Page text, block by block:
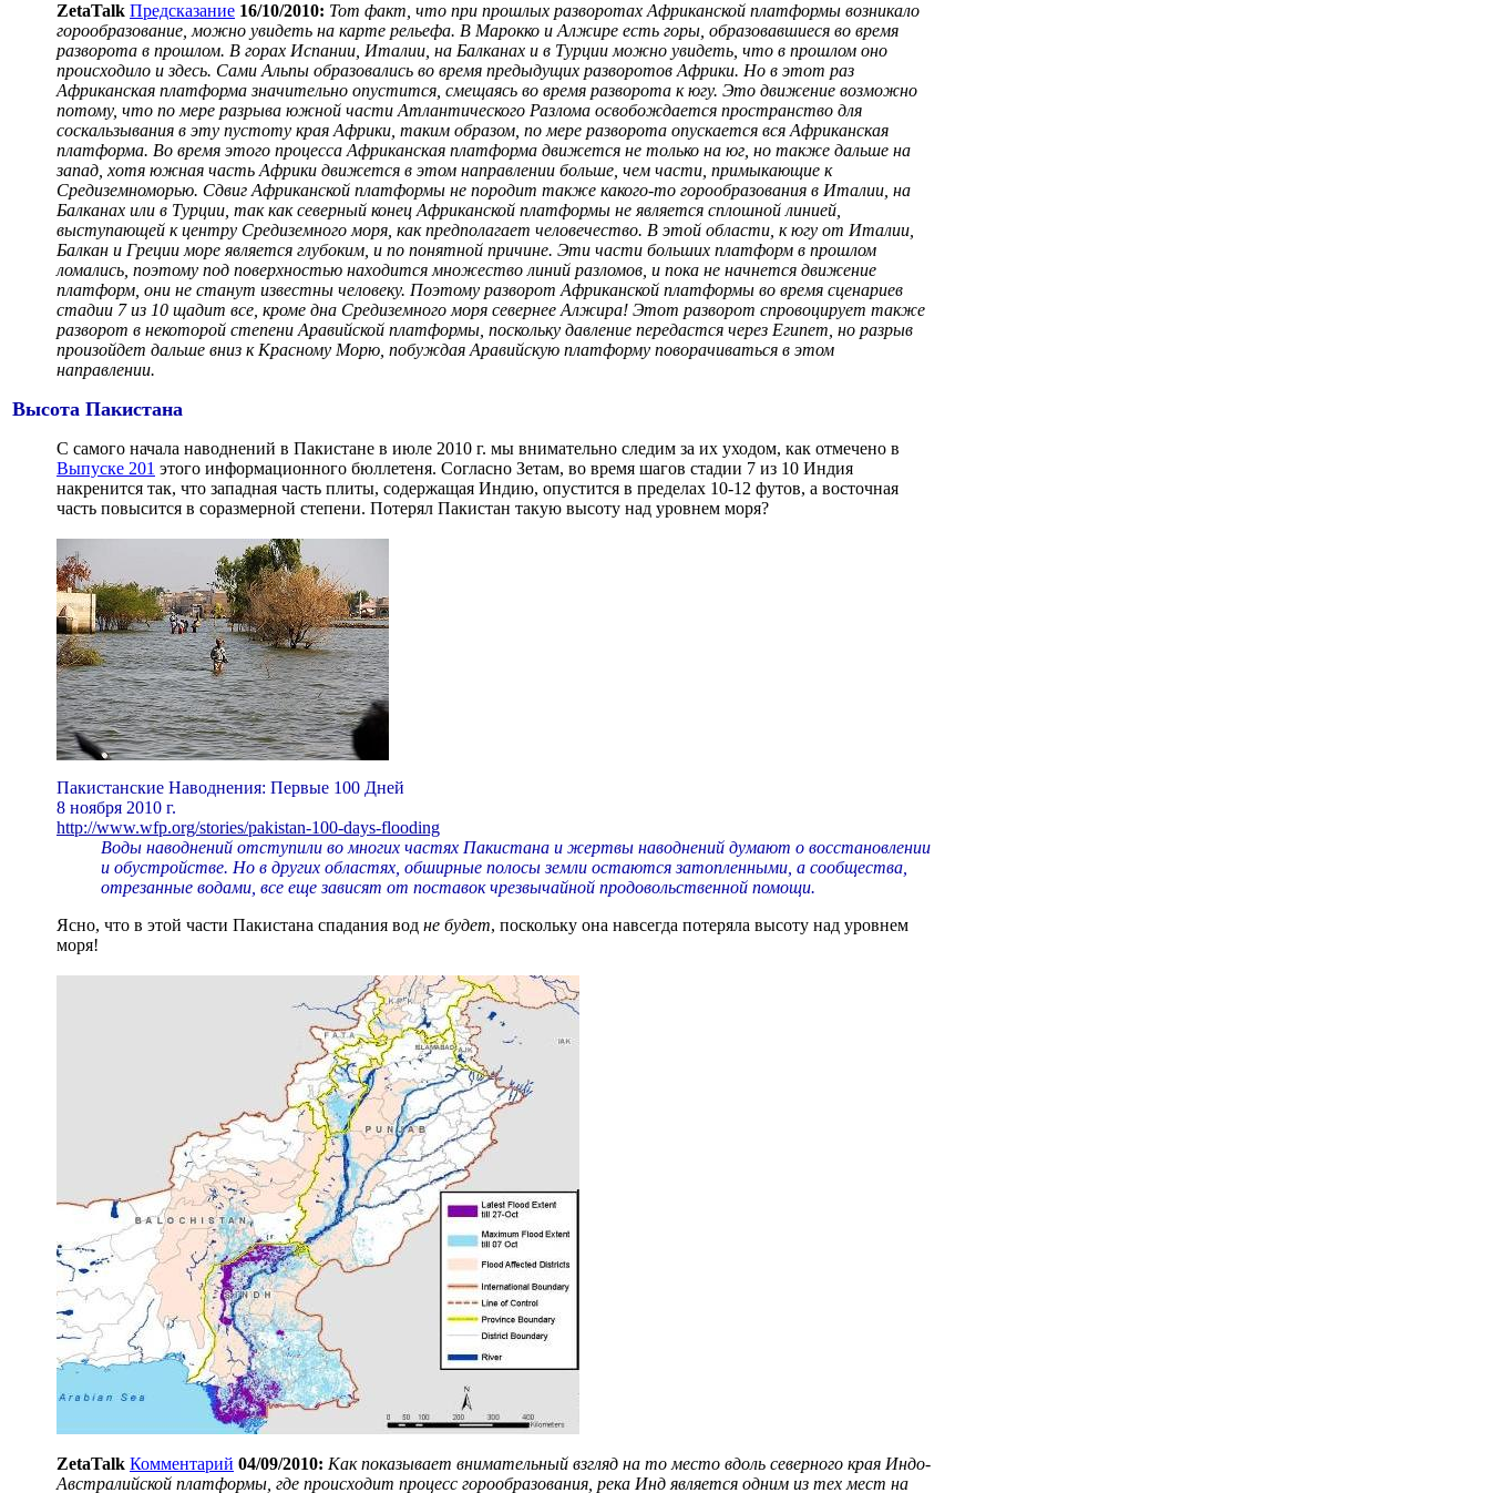
ZetaTalk Предсказание 16/10/2010: Тот факт, что при прошлых разворотах Африканской платформы возникало
горообразование, можно увидеть на карте рельефа. В Марокко и Алжире есть горы, образовавшиеся во время
разворота в прошлом. В горах Испании, Италии, на Балканах и в Турции можно увидеть, что в прошлом оно
происходило и здесь. Сами Альпы образовались во время предыдущих разворотов Африки. Но в этот раз
Африканская платформа значительно опустится, смещаясь во время разворота к югу. Это движение возможно
потому, что по мере разрыва южной части Атлантического Разлома освобождается пространство для
соскальзывания в эту пустоту края Африки, таким образом, по мере разворота опускается вся Африканская
платформа. Во время этого процесса Африканская платформа движется не только на юг, но также дальше на
запад, хотя южная часть Африки движется в этом направлении больше, чем части, примыкающие к
Средиземноморью. Сдвиг Африканской платформы не породит также какого-то горообразования в Италии, на
Балканах или в Турции, так как северный конец Африканской платформы не является сплошной линией,
выступающей к центру Средиземного моря, как предполагает человечество. В этой области, к югу от Италии,
Балкан и Греции море является глубоким, и по понятной причине. Эти части больших платформ в прошлом
ломались, поэтому под поверхностью находится множество линий разломов, и пока не начнется движение
платформ, они не станут известны человеку. Поэтому разворот Африканской платформы во время сценариев
стадии 7 из 10 щадит все, кроме дна Средиземного моря севернее Алжира! Этот разворот спровоцирует также
разворот в некоторой степени Аравийской платформы, поскольку давление передастся через Египет, но разрыв
произойдет дальше вниз к Красному Морю, побуждая Аравийскую платформу поворачиваться в этом
направлении.
Высота Пакистана
С самого начала наводнений в Пакистане в июле 2010 г. мы внимательно следим за их уходом, как отмечено в
Выпуске 201 этого информационного бюллетеня. Согласно Зетам, во время шагов стадии 7 из 10 Индия
накренится так, что западная часть плиты, содержащая Индию, опустится в пределах 10-12 футов, а восточная
часть повысится в соразмерной степени. Потерял Пакистан такую высоту над уровнем моря?
Пакистанские Наводнения: Первые 100 Дней
8 ноября 2010 г.
http://www.wfp.org/stories/pakistan-100-days-flooding
Воды наводнений отступили во многих частях Пакистана и жертвы наводнений думают о восстановлении
и обустройстве. Но в других областях, обширные полосы земли остаются затопленными, а сообщества,
отрезанные водами, все еще зависят от поставок чрезвычайной продовольственной помощи.
Ясно, что в этой части Пакистана спадания вод не будет, поскольку она навсегда потеряла высоту над уровнем
моря!
ZetaTalk Комментарий 04/09/2010: Как показывает внимательный взгляд на то место вдоль северного края Индо-
Австралийской платформы, где происходит процесс горообразования, река Инд является одним из тех мест на